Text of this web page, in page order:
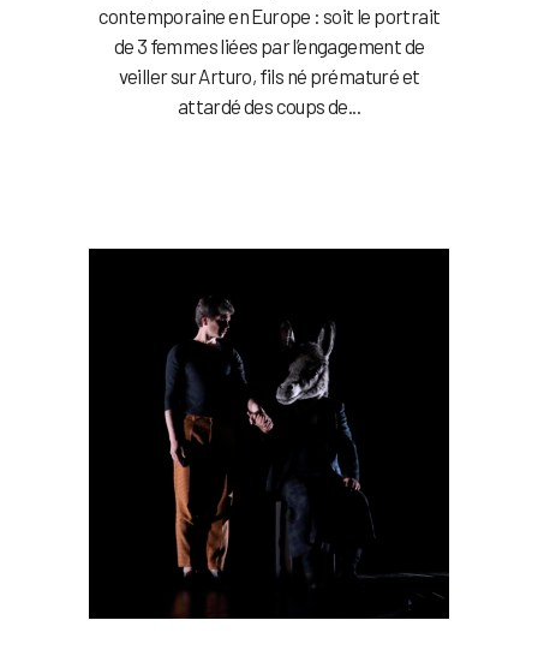
contemporaine en Europe : soit le portrait
de 3 femmes liées par l’engagement de
veiller sur Arturo, fils né prématuré et
attardé des coups de...